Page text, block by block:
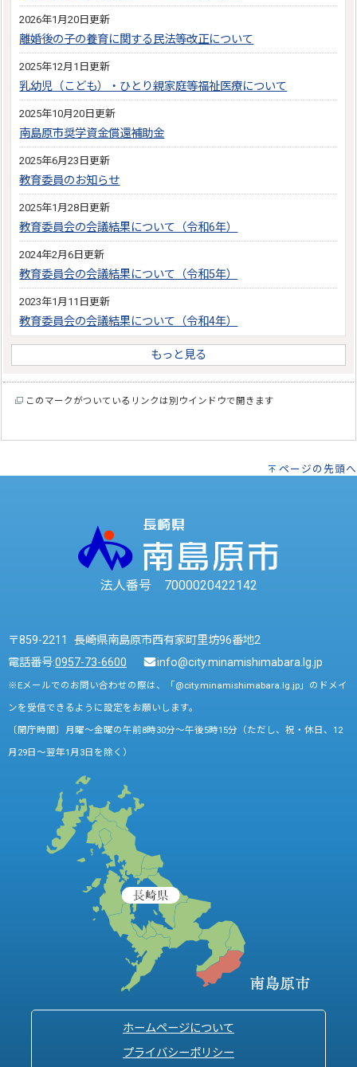
2026年1月20日更新
離婚後の子の養育に関する民法等改正について
2025年12月1日更新
乳幼児（こども）・ひとり親家庭等福祉医療について
2025年10月20日更新
南島原市奨学資金償還補助金
2025年6月23日更新
教育委員のお知らせ
2025年1月28日更新
教育委員会の会議結果について（令和6年）
2024年2月6日更新
教育委員会の会議結果について（令和5年）
2023年1月11日更新
教育委員会の会議結果について（令和4年）
もっと見る
このマークがついているリンクは別ウインドウで開きます
ページの先頭へ
法人番号 7000020422142
〒859-2211 長崎県南島原市西有家町里坊96番地2
電話番号:0957-73-6600 info@city.minamishimabara.lg.jp
※Eメールでのお問い合わせの際は、「@city.minamishimabara.lg.jp」のドメイ
ンを受信できるように設定をお願いします。
〔開庁時間〕月曜～金曜の午前8時30分～午後5時15分（ただし、祝・休日、12
月29日～翌年1月3日を除く）
ホームページについて
プライバシーポリシー